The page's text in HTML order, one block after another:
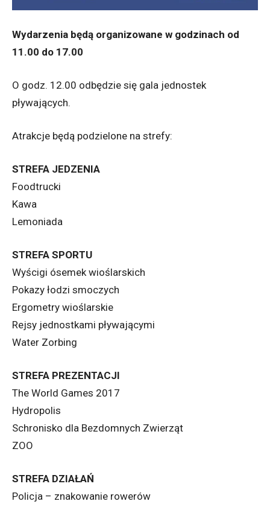
Wydarzenia będą organizowane w godzinach od
11.00 do 17.00
O godz. 12.00 odbędzie się gala jednostek
pływających.
Atrakcje będą podzielone na strefy:
STREFA JEDZENIA
Foodtrucki
Kawa
Lemoniada
STREFA SPORTU
Wyścigi ósemek wioślarskich
Pokazy łodzi smoczych
Ergometry wioślarskie
Rejsy jednostkami pływającymi
Water Zorbing
STREFA PREZENTACJI
The World Games 2017
Hydropolis
Schronisko dla Bezdomnych Zwierząt
ZOO
STREFA DZIAŁAŃ
Policja – znakowanie rowerów